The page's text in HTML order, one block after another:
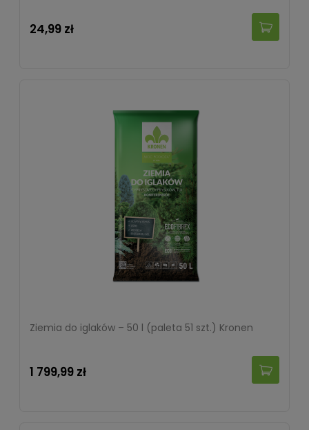
24,99 zł
Ziemia do iglaków – 50 l (paleta 51 szt.) Kronen
1 799,99 zł